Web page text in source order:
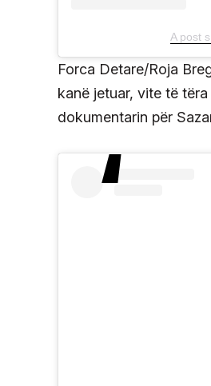
A post
Forca Detare/Roja
kanë jetuar, vite të
dokumentarin për